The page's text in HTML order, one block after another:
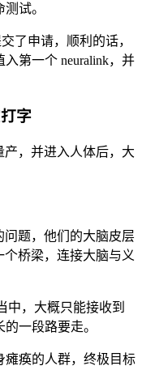
试。
了申请，顺利的话，
第一个 neuralink，并
字
产，并进入人体后，大
问题，他们的大脑皮层
个桥梁，连接大脑与义
中，大概只能接收到
一段路要走。
瘫痪的人群，终极目标